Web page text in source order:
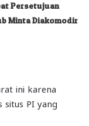
Persetujuan
Minta Diakomodir
ini karena
situs PI yang